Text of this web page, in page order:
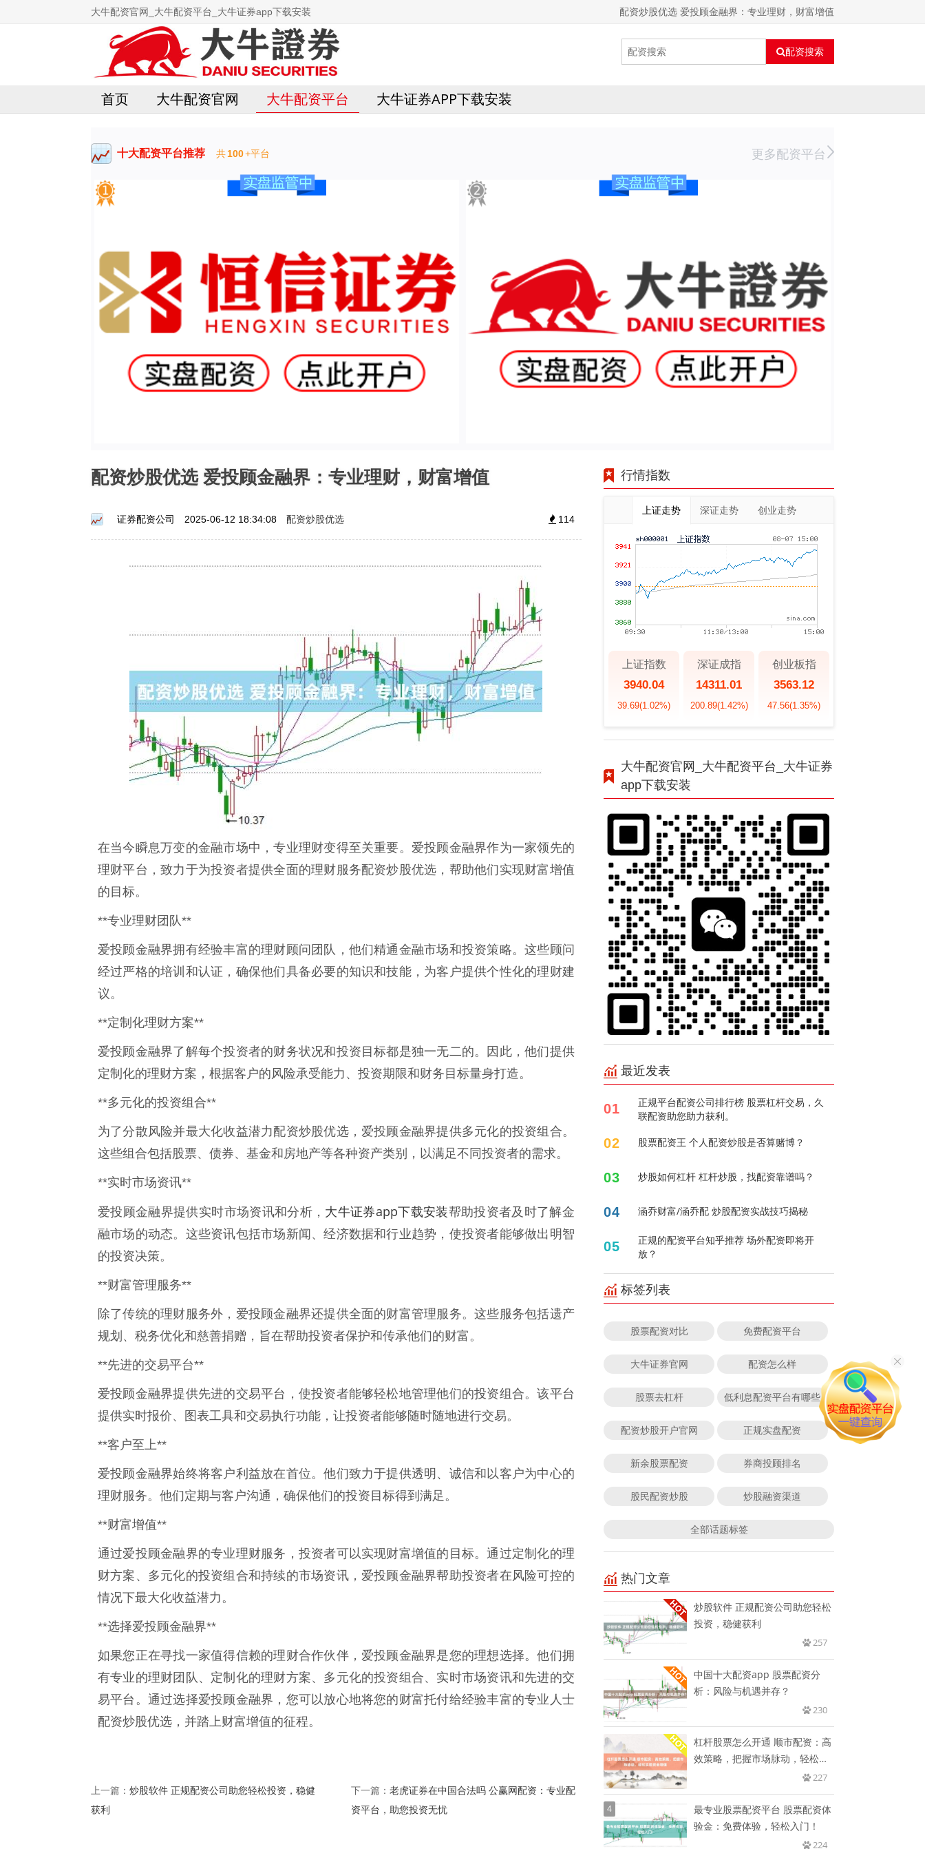
大牛配资官网_大牛配资平台_大牛证券app下载安装 配资炒股优选 爱投顾金融界：专业理财，财富增值
配资搜索
首页 大牛配资官网 大牛配资平台 大牛证券APP下载安装
十大配资平台推荐 共100+平台 更多配资平台
配资炒股优选 爱投顾金融界：专业理财，财富增值
证券配资公司 2025-06-12 18:34:08 配资炒股优选 114
在当今瞬息万变的金融市场中，专业理财变得至关重要。爱投顾金融界作为一家领先的
理财平台，致力于为投资者提供全面的理财服务配资炒股优选，帮助他们实现财富增值
的目标。
**专业理财团队**
爱投顾金融界拥有经验丰富的理财顾问团队，他们精通金融市场和投资策略。这些顾问
经过严格的培训和认证，确保他们具备必要的知识和技能，为客户提供个性化的理财建
议。
**定制化理财方案**
爱投顾金融界了解每个投资者的财务状况和投资目标都是独一无二的。因此，他们提供
定制化的理财方案，根据客户的风险承受能力、投资期限和财务目标量身打造。
**多元化的投资组合**
为了分散风险并最大化收益潜力配资炒股优选，爱投顾金融界提供多元化的投资组合。
这些组合包括股票、债券、基金和房地产等各种资产类别，以满足不同投资者的需求。
**实时市场资讯**
爱投顾金融界提供实时市场资讯和分析， 大牛证券app下载安装帮助投资者及时了解金
融市场的动态。这些资讯包括市场新闻、经济数据和行业趋势，使投资者能够做出明智
的投资决策。
**财富管理服务**
除了传统的理财服务外，爱投顾金融界还提供全面的财富管理服务。这些服务包括遗产
规划、税务优化和慈善捐赠，旨在帮助投资者保护和传承他们的财富。
**先进的交易平台**
爱投顾金融界提供先进的交易平台，使投资者能够轻松地管理他们的投资组合。该平台
提供实时报价、图表工具和交易执行功能，让投资者能够随时随地进行交易。
**客户至上**
爱投顾金融界始终将客户利益放在首位。他们致力于提供透明、诚信和以客户为中心的
理财服务。他们定期与客户沟通，确保他们的投资目标得到满足。
**财富增值**
通过爱投顾金融界的专业理财服务，投资者可以实现财富增值的目标。通过定制化的理
财方案、多元化的投资组合和持续的市场资讯，爱投顾金融界帮助投资者在风险可控的
情况下最大化收益潜力。
**选择爱投顾金融界**
如果您正在寻找一家值得信赖的理财合作伙伴，爱投顾金融界是您的理想选择。他们拥
有专业的理财团队、定制化的理财方案、多元化的投资组合、实时市场资讯和先进的交
易平台。通过选择爱投顾金融界，您可以放心地将您的财富托付给经验丰富的专业人士
配资炒股优选，并踏上财富增值的征程。
上一篇： 炒股软件 正规配资公司助您轻松投资，稳健
获利
下一篇： 老虎证券在中国合法吗 公赢网配资：专业配
资平台，助您投资无忧
行情指数
上证走势 深证走势 创业走势
上证指数
3940.04
39.69(1.02%)
深证成指
14311.01
200.89(1.42%)
创业板指
3563.12
47.56(1.35%)
大牛配资官网_大牛配资平台_大牛证券
app下载安装
最近发表
01
正规平台配资公司排行榜 股票杠杆交易，久
联配资助您助力获利。
02 股票配资王 个人配资炒股是否算赌博？
03 炒股如何杠杆 杠杆炒股，找配资靠谱吗？
04 涵乔财富/涵乔配 炒股配资实战技巧揭秘
05
正规的配资平台知乎推荐 场外配资即将开
放？
标签列表
股票配资对比 免费配资平台
大牛证券官网 配资怎么样
股票去杠杆 低利息配资平台有哪些
配资炒股开户官网 正规实盘配资
新余股票配资 券商投顾排名
股民配资炒股 炒股融资渠道
全部话题标签
热门文章
炒股软件 正规配资公司助您轻松
投资，稳健获利
257
中国十大配资app 股票配资分
析：风险与机遇并存？
230
杠杆股票怎么开通 顺市配资：高
效策略，把握市场脉动，轻松实
227
4
最专业股票配资平台 股票配资体
验金：免费体验，轻松入门！
224